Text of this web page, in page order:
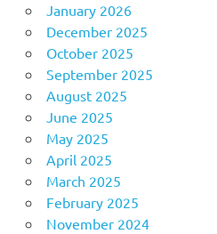
January 2026
December 2025
October 2025
September 2025
August 2025
June 2025
May 2025
April 2025
March 2025
February 2025
November 2024